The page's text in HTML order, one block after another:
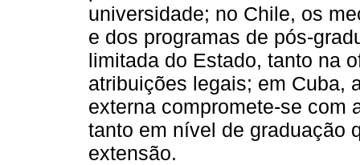
universidade; no Chile, os
e dos programas de pós-
limitada do Estado, tanto na
atribuições legais; em Cuba,
externa compromete-se com
tanto em nível de graduação
extensão.